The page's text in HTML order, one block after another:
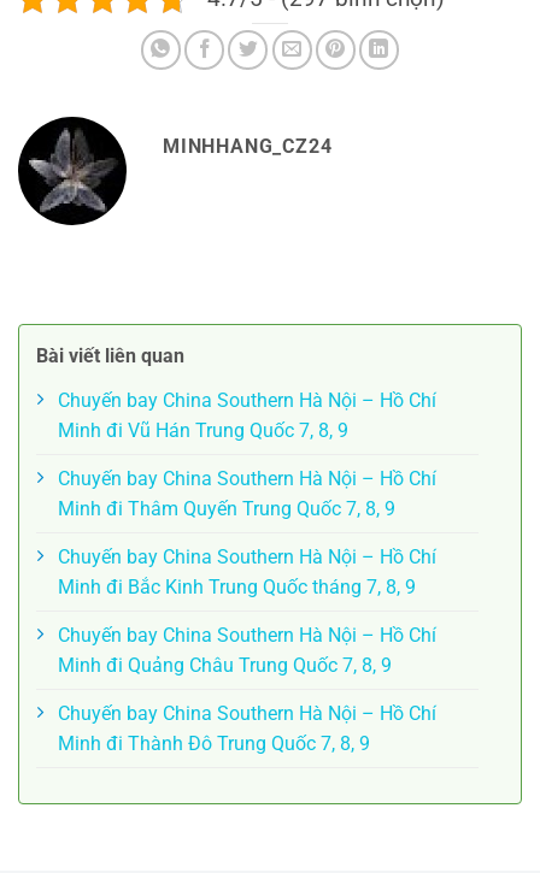
MINHHANG_CZ24
Bài viết liên quan
Chuyến bay China Southern Hà Nội – Hồ Chí
Minh đi Vũ Hán Trung Quốc 7, 8, 9
Chuyến bay China Southern Hà Nội – Hồ Chí
Minh đi Thâm Quyến Trung Quốc 7, 8, 9
Chuyến bay China Southern Hà Nội – Hồ Chí
Minh đi Bắc Kinh Trung Quốc tháng 7, 8, 9
Chuyến bay China Southern Hà Nội – Hồ Chí
Minh đi Quảng Châu Trung Quốc 7, 8, 9
Chuyến bay China Southern Hà Nội – Hồ Chí
Minh đi Thành Đô Trung Quốc 7, 8, 9